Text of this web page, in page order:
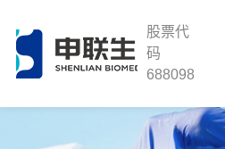
股票代
码
688098